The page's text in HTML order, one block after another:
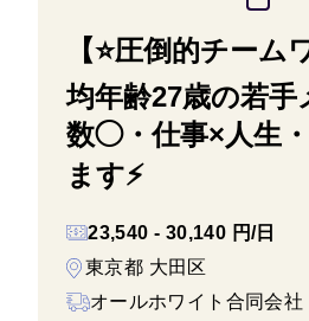
【⭐圧倒的チーム
均年齢27歳の若手
数◯・仕事×人生
ます⚡
23,540 - 30,140 円/日
東京都 大田区
オールホワイト合同会社